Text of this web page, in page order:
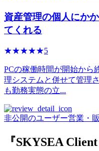
資産管理の個人にか
てくれる
☆☆☆☆☆
★★★★★5
PCの稼働時間が開始から
理システムと併せて管理
も勤務実態の立...
非公開のユーザー営業・
『SKYSEA